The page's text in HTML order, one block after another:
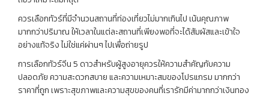
ควรเลือกทัวร์ที่มีจำนวนสถานที่ท่องเที่ยวไม่มากเกินไป เน้นคุณภาพ
มากกว่าปริมาณ ให้เวลาในแต่ละสถานที่เพียงพอที่จะได้สัมผัสและเข้าใจ
อย่างแท้จริง ไม่ใช่แค่ผ่านๆ ไปเพื่อถ่ายรูป
การเลือกทัวร์จีน 5 ดาวสำหรับผู้สูงอายุควรให้ความสำคัญกับความ
ปลอดภัย ความสะดวกสบาย และความเหมาะสมของโปรแกรม มากกว่า
ราคาที่ถูก เพราะสุขภาพและความสุขของคนที่เรารักมีค่ามากกว่าเงินทอง